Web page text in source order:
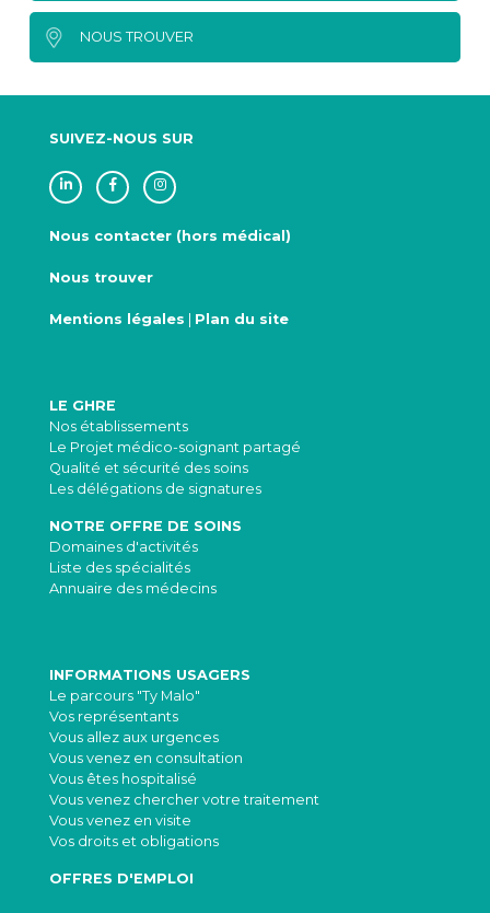
NOUS TROUVER
SUIVEZ-NOUS SUR
Nous contacter (hors médical)
Nous trouver
Mentions légales | Plan du site
LE GHRE
Nos établissements
Le Projet médico-soignant partagé
Qualité et sécurité des soins
Les délégations de signatures
NOTRE OFFRE DE SOINS
Domaines d'activités
Liste des spécialités
Annuaire des médecins
INFORMATIONS USAGERS
Le parcours "Ty Malo"
Vos représentants
Vous allez aux urgences
Vous venez en consultation
Vous êtes hospitalisé
Vous venez chercher votre traitement
Vous venez en visite
Vos droits et obligations
OFFRES D'EMPLOI